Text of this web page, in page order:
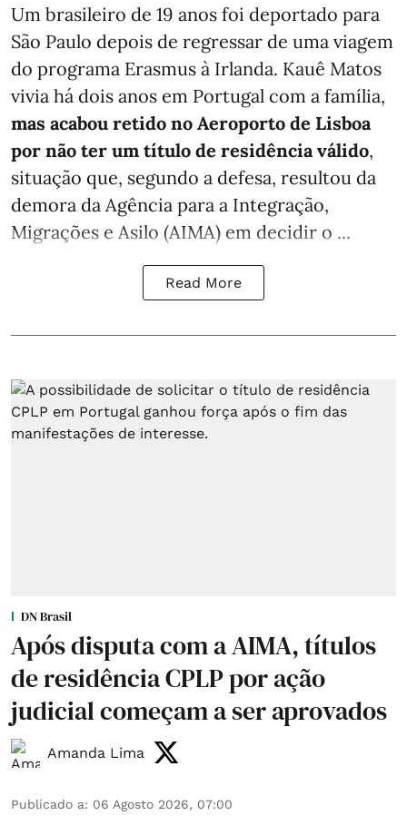
Um brasileiro de 19 anos foi deportado para
São Paulo depois de regressar de uma viagem
do programa Erasmus à Irlanda. Kauê Matos
vivia há dois anos em Portugal com a família,
mas acabou retido no Aeroporto de Lisboa
por não ter um título de residência válido,
situação que, segundo a defesa, resultou da
demora da Agência para a Integração,
Migrações e Asilo (AIMA) em decidir o ...
Read More
DN Brasil
Após disputa com a AIMA, títulos
de residência CPLP por ação
judicial começam a ser aprovados
Amanda Lima
Publicado a: 06 Agosto 2026, 07:00